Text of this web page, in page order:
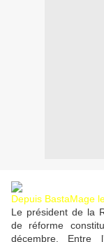
Depuis BastaMage
Le président de la
de réforme
décembre. Entre